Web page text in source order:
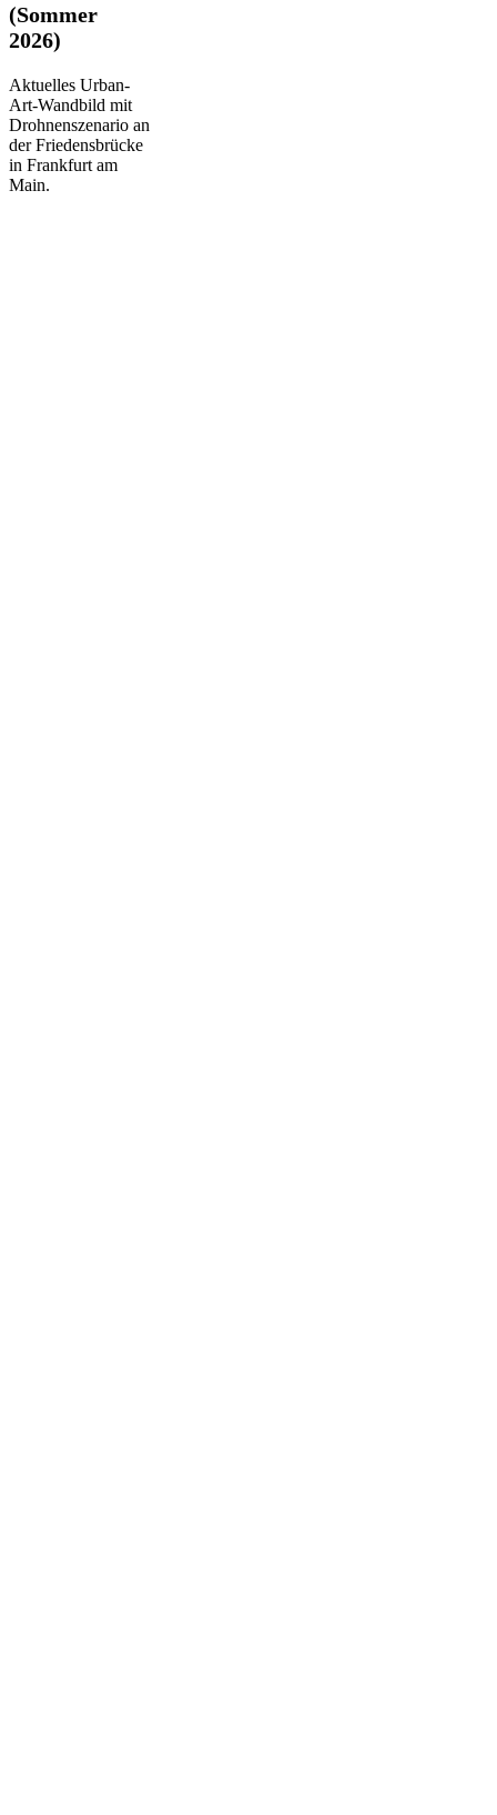
(Sommer
2026)
(Sommer
2026)
Aktuelles Urban-
Art-Wandbild mit
Drohnenszenario an
der Friedensbrücke
in Frankfurt am
Main.